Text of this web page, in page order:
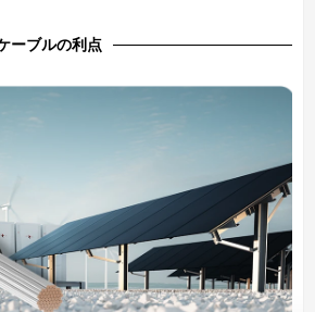
ーブルの利点